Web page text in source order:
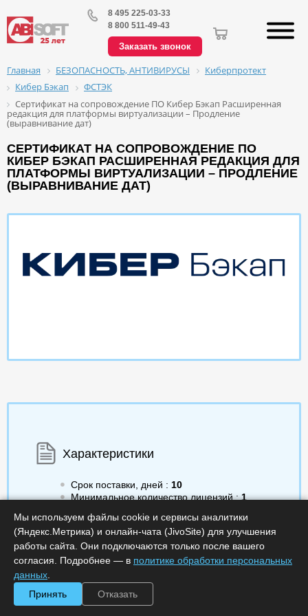
8 495 225-03-33
8 800 511-49-43
Заказать звонок
Главная БЕЗОПАСНОСТЬ, АНТИВИРУСЫ
Киберпротект
Кибер Бэкап
ФСТЭК
Сертификат на сопровождение ПО Кибер Бэкап Расширенная
редакция для платформы виртуализации – Продление
(выравнивание дат)
СЕРТИФИКАТ НА СОПРОВОЖДЕНИЕ ПО
КИБЕР БЭКАП РАСШИРЕННАЯ РЕДАКЦИЯ ДЛЯ
ПЛАТФОРМЫ ВИРТУАЛИЗАЦИИ – ПРОДЛЕНИЕ
(ВЫРАВНИВАНИЕ ДАТ)
Характеристики
Срок поставки, дней : 10
Минимальное количество лицензий :1
Артикул :FVACRNC
Обработка заказа :в рабочее время
Цена по запросу
Мы используем файлы cookie и сервисы аналитики
(Яндекс.Метрика) и онлайн-чата (JivoSite) для улучшения
работы сайта. Они подключаются только после вашего
согласия. Подробнее — в политике обработки персональных
данных
Принять
Отказать